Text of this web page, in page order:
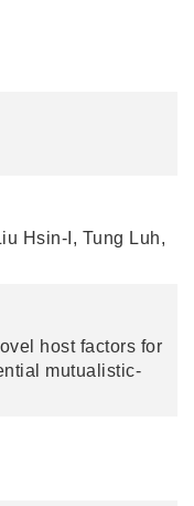
Hsin-I, Tung Luh,
host factors for
mutualistic-